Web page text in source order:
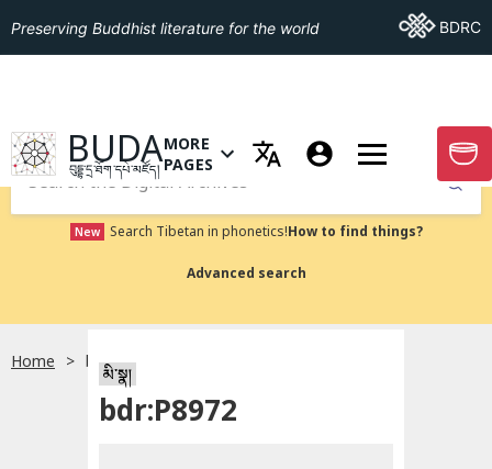
Preserving Buddhist literature for the world Go ToBDRC
GO TO HOMEPAGE
BUDA
བུདྡྷ་དྲ་ཐོག་དཔེ་མཛོད།
OPEN MENU OF MORE PAGES
MORE
PAGES
GO
Submit
New Search Tibetan in phonetics!How to find things?
Advanced search
Home bdr:P8972
མི་སྣ།
bdr:P8972